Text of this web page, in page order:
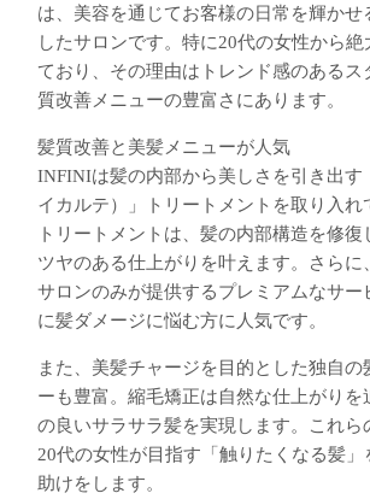
は、美容を通じてお客様の日常を輝かせ
したサロンです。特に20代の女性から
ており、その理由はトレンド感のあるス
質改善メニューの豊富さにあります。
髪質改善と美髪メニューが人気
INFINIは髪の内部から美しさを引き出す
イカルテ）」トリートメントを取り入れ
トリートメントは、髪の内部構造を修
ツヤのある仕上がりを叶えます。さらに
サロンのみが提供するプレミアムなサー
に髪ダメージに悩む方に人気です。
また、美髪チャージを目的とした独自の
ーも豊富。縮毛矯正は自然な仕上がりを
の良いサラサラ髪を実現します。これら
20代の女性が目指す「触りたくなる髪
助けをします。